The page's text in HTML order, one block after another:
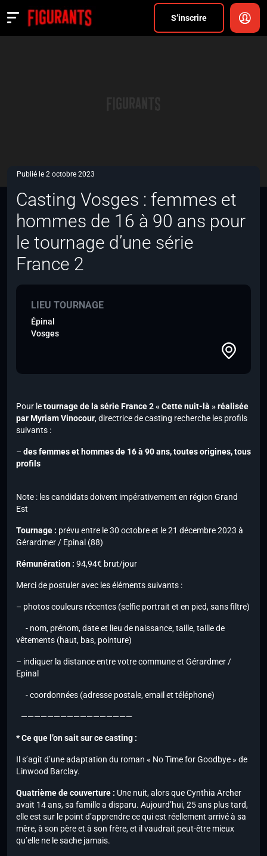
S’inscrire
Actualités
Publié le 2 octobre 2023
Casting Vosges : femmes et
hommes de 16 à 90 ans pour
le tournage d’une série
France 2
LIEU TOURNAGE
Épinal
Vosges
Pour letournage de la sérieFrance 2« Cette nuit-là » réalisée
par Myriam Vinocour, directrice de casting recherche les profils
suivants :
– des femmes et hommes de 16 à 90 ans, toutes origines, tous
profils
Note : les candidats doivent impérativement en région Grand
Est
Tournage : prévu entre le 30 octobre et le 21 décembre 2023 à
Gérardmer / Epinal (88)
Rémunération : 94,94€ brut/jour
Merci de postuler avec les éléments suivants :
– photos couleurs récentes (selfie portrait et en pied, sans filtre)
- nom, prénom, date et lieu de naissance, taille, taille de
vêtements (haut, bas, pointure)
– indiquer la distance entre votre commune et Gérardmer /
Epinal
- coordonnées (adresse postale, email et téléphone)
—————————————————
* Ce que l’on sait sur ce casting :
Il s’agit d’une adaptation du roman « No Time for Goodbye » de
Linwood Barclay.
Quatrième de couverture : Une nuit, alors que Cynthia Archer
avait 14 ans, sa famille a disparu. Aujourd’hui, 25 ans plus tard,
elle est sur le point d’apprendre ce qui est réellement arrivé à sa
mère, à son père et à son frère, et il vaudrait peut-être mieux
qu’elle ne le sache jamais.